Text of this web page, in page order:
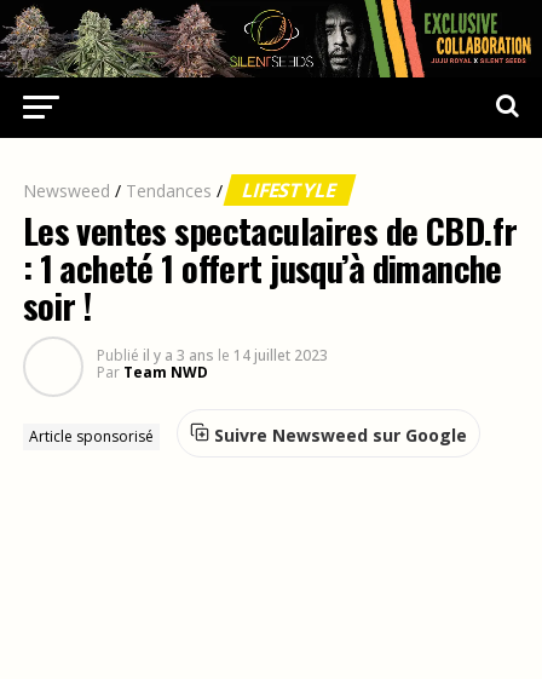
Newsweed / Tendances / LIFESTYLE
Les ventes spectaculaires de CBD.fr
: 1 acheté 1 offert jusqu’à dimanche
soir !
Publié il y a 3 ans le 14 juillet 2023
Par Team NWD
Article sponsorisé Suivre Newsweed sur Google